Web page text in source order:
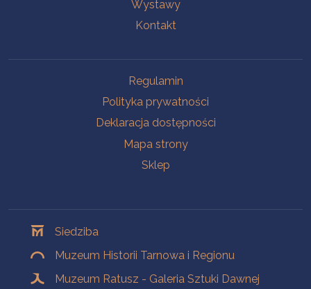
Wystawy
Kontakt
Regulamin
Polityka prywatności
Deklaracja dostępności
Mapa strony
Sklep
Siedziba
Muzeum Historii Tarnowa i Regionu
Muzeum Ratusz - Galeria Sztuki Dawnej